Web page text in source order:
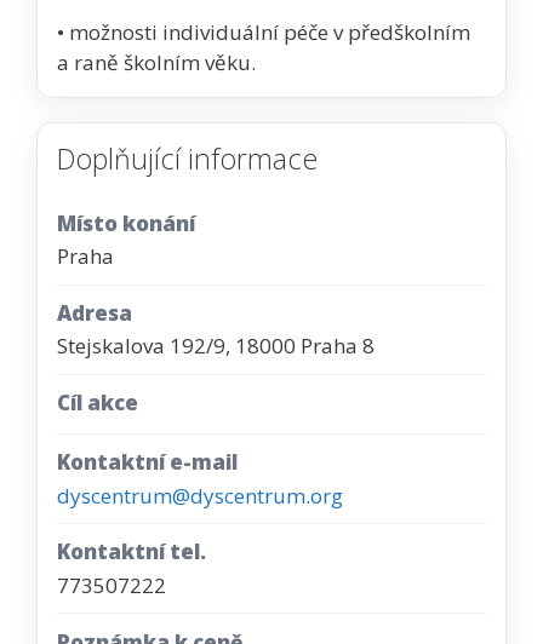
• možnosti individuální péče v předškolním
a raně školním věku.
Doplňující informace
Místo konání
Praha
Adresa
Stejskalova 192/9, 18000 Praha 8
Cíl akce
Kontaktní e-mail
dyscentrum@dyscentrum.org
Kontaktní tel.
773507222